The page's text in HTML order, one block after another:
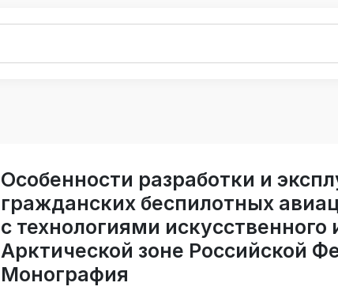
Особенности разработки и
гражданских беспилотных
с технологиями искусственного
Арктической зоне Российской
Монография